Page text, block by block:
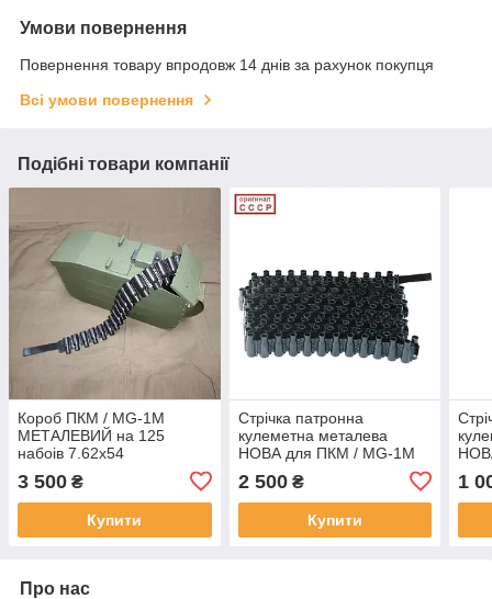
Умови повернення
Повернення товару впродовж 14 днів за рахунок покупця
Всі умови повернення
Подібні товари компанії
Короб ПКМ / MG-1М
МЕТАЛЕВИЙ на 125
набоів 7.62х54
КУЛЕМЕТА) з патронною
стрічкою на 125 набоів
3 500 ₴
Купити
Стрічка патронна
кулеметна металева
НОВА для ПКМ / MG-1М
на 250 (10х25шт) патронів
калібр 7.62х54 (оригінал
СРСР)
2 500₴
Купити
1
Про нас